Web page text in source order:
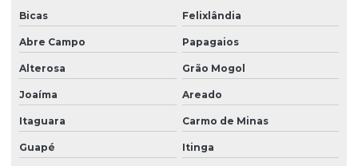
Bicas Felixlândia
Abre Campo Papagaios
Alterosa Grão Mogol
Joaíma Areado
Itaguara Carmo de Minas
Guapé Itinga